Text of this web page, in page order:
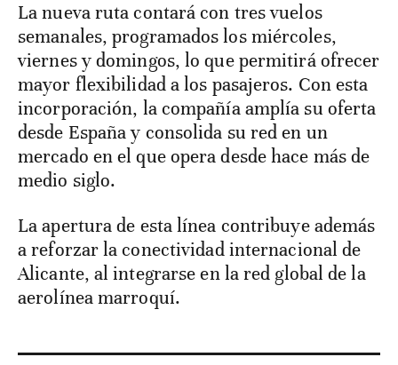
La nueva ruta contará con tres vuelos
semanales, programados los miércoles,
viernes y domingos, lo que permitirá ofrecer
mayor flexibilidad a los pasajeros. Con esta
incorporación, la compañía amplía su oferta
desde España y consolida su red en un
mercado en el que opera desde hace más de
medio siglo.
La apertura de esta línea contribuye además
a reforzar la conectividad internacional de
Alicante, al integrarse en la red global de la
aerolínea marroquí.